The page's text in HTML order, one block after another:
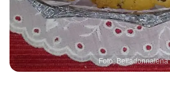
Foto: Belladonnalena